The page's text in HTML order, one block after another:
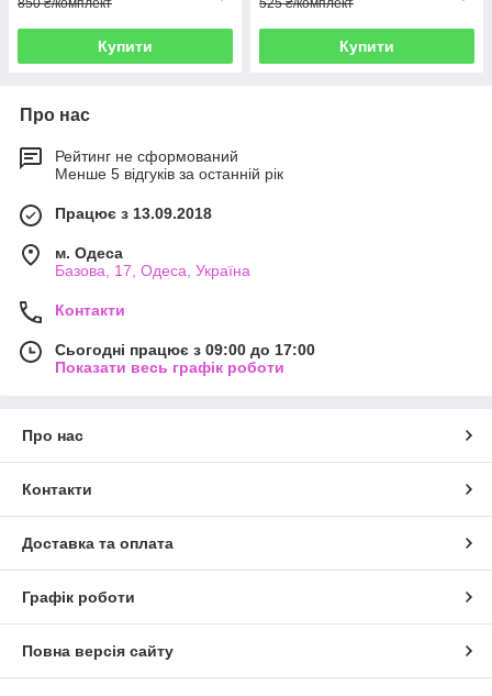
850 ₴/комплект
Купити
525 ₴/комплект
Купити
Про нас
Рейтинг не сформований
Менше 5 відгуків за останній рік
Працює з 13.09.2018
м. Одеса
Базова, 17, Одеса, Україна
Контакти
Сьогодні працює з 09:00 до 17:00
Показати весь графік роботи
Про нас
Контакти
Доставка та оплата
Графік роботи
Повна версія сайту